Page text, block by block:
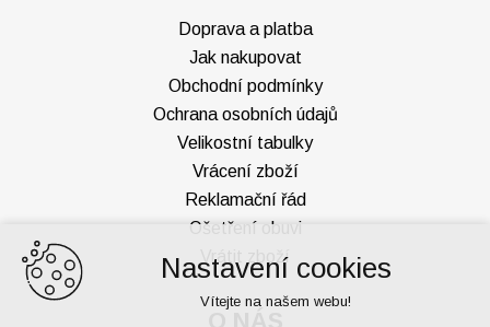
Doprava a platba
Jak nakupovat
Obchodní podmínky
Ochrana osobních údajů
Velikostní tabulky
Vrácení zboží
Reklamační řád
Ošetření obuvi
Vrátit zboží
Nastavení cookies
Vítejte na našem webu!